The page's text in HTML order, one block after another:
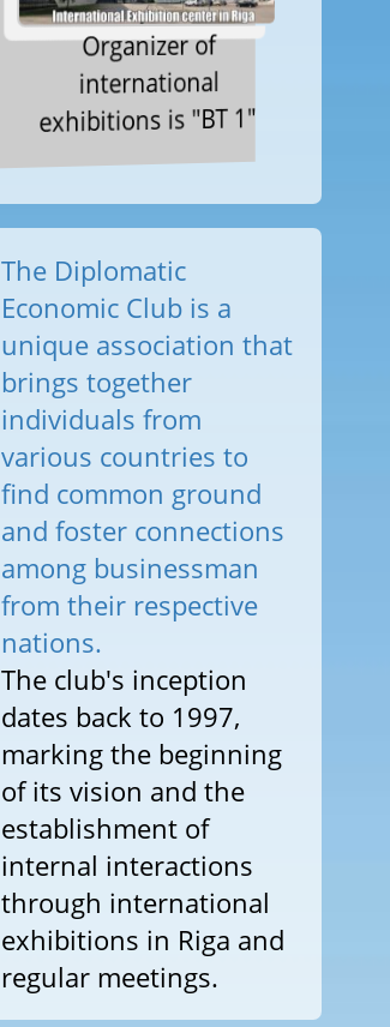
Organizer of
international
exhibitions is "BT 1"
The Diplomatic
Economic Club is a
unique association that
brings together
individuals from
various countries to
find common ground
and foster connections
among businessman
from their respective
nations.
The club's inception
dates back to 1997,
marking the beginning
of its vision and the
establishment of
internal interactions
through international
exhibitions in Riga and
regular meetings.